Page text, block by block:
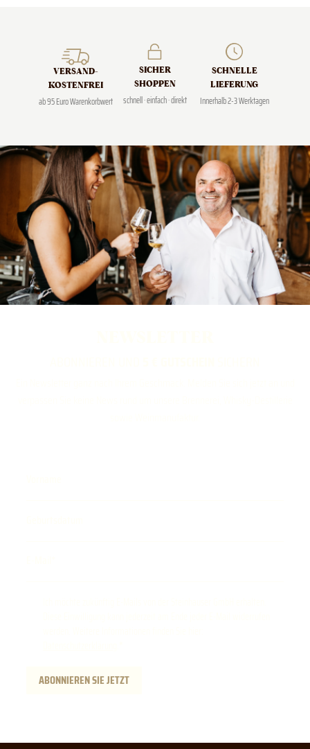
VERSAND­
KOSTENFREI
ab 95 Euro Warenkorbwert
SICHER
SHOPPEN
schnell · einfach · direkt
SCHNELLE
LIEFERUNG
Innerhalb 2-3 Werktagen
ABONNIEREN SIE JETZT